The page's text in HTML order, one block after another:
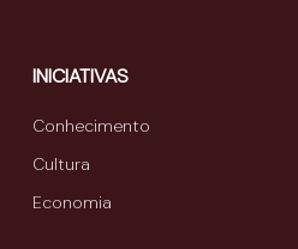
INICIATIVAS
Conhecimento
Cultura
Economia